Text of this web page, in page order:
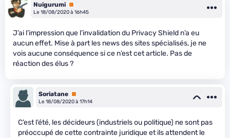
Nuigurumi Premium
Le 18/08/2020 à 16h45
J’ai l’impression que l’invalidation du Privacy Shield n’a eu
aucun effet. Mise à part les news des sites spécialisés, je ne
vois aucune conséquence si ce n’est cet article. Pas de
réaction des élus ?
Soriatane Premium
Le 18/08/2020 à 17h14
C’est l’été, les décideurs (industriels ou politique) ne sont pas
préoccupé de cette contrainte juridique et ils attendent le